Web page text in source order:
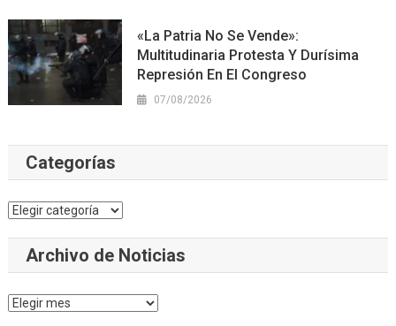
«La Patria No Se Vende»:
Multitudinaria Protesta Y Durísima
Represión En El Congreso
07/08/2026
Categorías
Categorías
Archivo de Noticias
Archivo